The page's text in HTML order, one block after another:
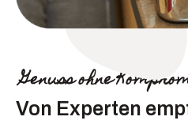
Genuss ohne
Von Experten